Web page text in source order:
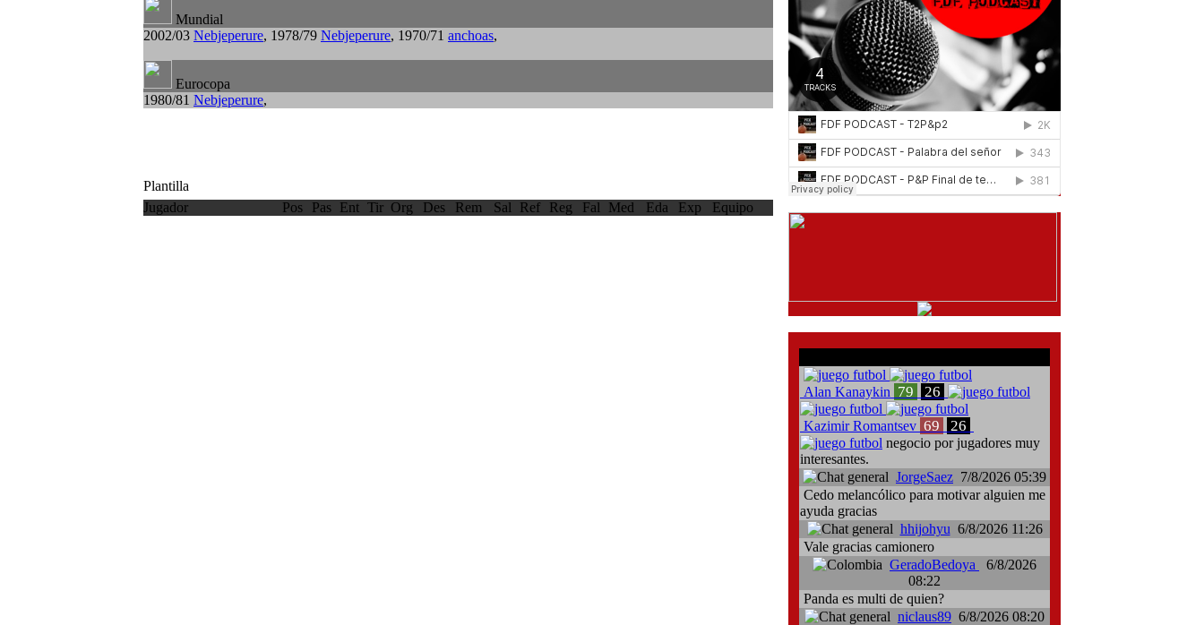
Mundial
2002/03 Nebjeperure, 1978/79 Nebjeperure, 1970/71 anchoas,
Eurocopa
1980/81 Nebjeperure,
Plantilla
Jugador
Pos Pas Ent Tir Org Des Rem Sal Ref Reg Fal Med Eda Exp Equipo
Alan Kanaykin 79 26
Kazimir Romantsev 69 26
negocio por jugadores muy
interesantes.
JorgeSaez 7/8/2026 05:39
Cedo melancólico para motivar alguien me
ayuda gracias
hhijohyu 6/8/2026 11:26
Vale gracias camionero
GeradoBedoya
6/8/2026
08:22
Panda es multi de quien?
niclaus89 6/8/2026 08:20